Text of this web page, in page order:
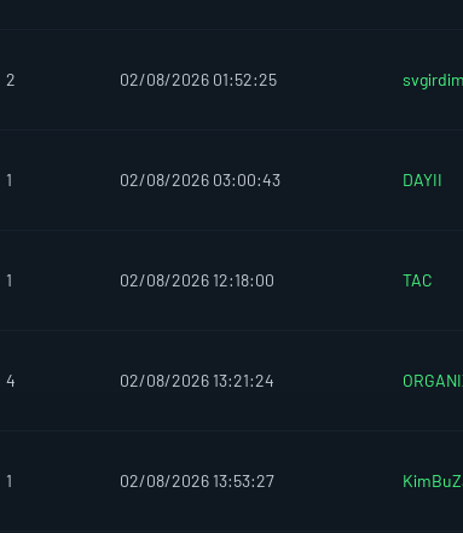
2 02/08/2026 01:52:25 svgirdim
1 02/08/2026 03:00:43 DAYII
1 02/08/2026 12:18:00 TAC
4 02/08/2026 13:21:24
1 02/08/2026 13:53:27